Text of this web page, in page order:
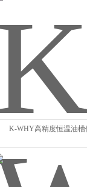
K-WHY高精度恒温油槽